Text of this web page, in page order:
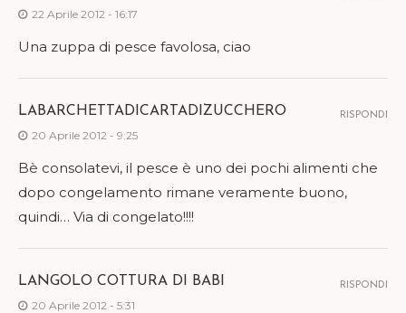
22 Aprile 2012 - 16:17
Una zuppa di pesce favolosa, ciao
LABARCHETTADICARTADIZUCCHERO
20 Aprile 2012 - 9:25
Bè consolatevi, il pesce è uno dei pochi alimenti che
dopo congelamento rimane veramente buono,
quindi… Via di congelato!!!!
RISPONDI
LANGOLO COTTURA DI BABI
20 Aprile 2012 - 5:31
RISPONDI